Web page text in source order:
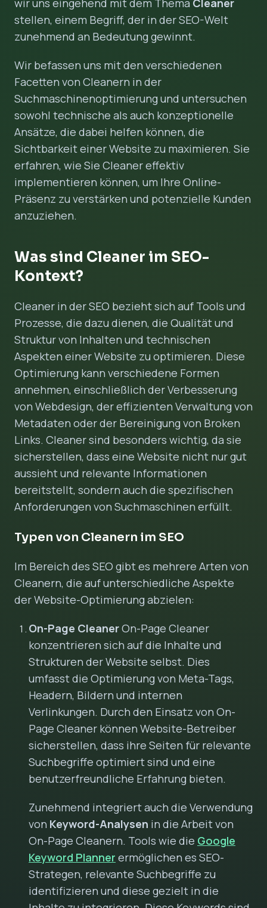
wir uns eingehend mit dem Thema Cleaner
stellen, einem Begriff, der in der SEO-Welt
zunehmend an Bedeutung gewinnt.
Wir befassen uns mit den verschiedenen
Facetten von Cleanern in der
Suchmaschinenoptimierung und untersuchen
sowohl technische als auch konzeptionelle
Ansätze, die dabei helfen können, die
Sichtbarkeit einer Website zu maximieren. Sie
erfahren, wie Sie Cleaner effektiv
implementieren können, um Ihre Online-
Präsenz zu verstärken und potenzielle Kunden
anzuziehen.
Was sind Cleaner im SEO-
Kontext?
Cleaner in der SEO bezieht sich auf Tools und
Prozesse, die dazu dienen, die Qualität und
Struktur von Inhalten und technischen
Aspekten einer Website zu optimieren. Diese
Optimierung kann verschiedene Formen
annehmen, einschließlich der Verbesserung
von Webdesign, der effizienten Verwaltung von
Metadaten oder der Bereinigung von Broken
Links. Cleaner sind besonders wichtig, da sie
sicherstellen, dass eine Website nicht nur gut
aussieht und relevante Informationen
bereitstellt, sondern auch die spezifischen
Anforderungen von Suchmaschinen erfüllt.
Typen von Cleanern im SEO
Im Bereich des SEO gibt es mehrere Arten von
Cleanern, die auf unterschiedliche Aspekte
der Website-Optimierung abzielen:
On-Page CleanerOn-Page Cleaner
konzentrieren sich auf die Inhalte und
Strukturen der Website selbst. Dies
umfasst die Optimierung von Meta-Tags,
Headern, Bildern und internen
Verlinkungen. Durch den Einsatz von On-
Page Cleaner können Website-Betreiber
sicherstellen, dass ihre Seiten für relevante
Suchbegriffe optimiert sind und eine
benutzerfreundliche Erfahrung bieten.
Zunehmend integriert auch die Verwendung
von Keyword-Analysen in die Arbeit von
On-Page Cleanern. Tools wie die Google
Keyword Planner ermöglichen es SEO-
Strategen, relevante Suchbegriffe zu
identifizieren und diese gezielt in die